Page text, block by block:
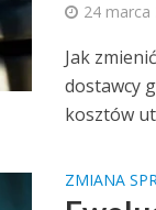
24 marca
Jak
dostawcy
kosztów
ZMIANA